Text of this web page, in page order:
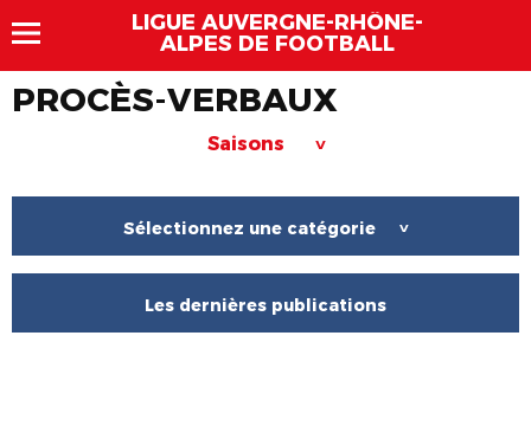
LIGUE AUVERGNE-RHÔNE-
ALPES DE FOOTBALL
PROCÈS-VERBAUX
Saisons >
Sélectionnez une catégorie >
Les dernières publications